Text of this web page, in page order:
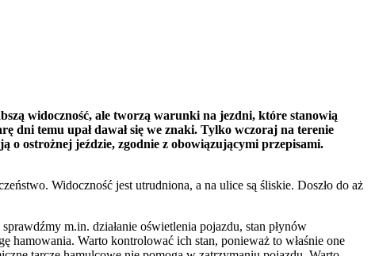
widoczność, ale tworzą warunki na jezdni, które stanowią
dni temu upał dawał się we znaki. Tylko wczoraj na terenie
o ostrożnej jeździe, zgodnie z obowiązującymi przepisami.
Widoczność jest utrudniona, a na ulice są śliskie. Doszło do aż
m.in. działanie oświetlenia pojazdu, stan płynów
hamowania. Warto kontrolować ich stan, ponieważ to właśnie one